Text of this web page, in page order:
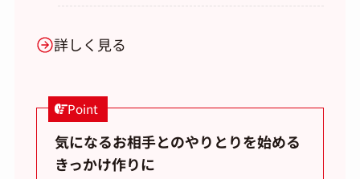
詳しく見る
Point
気になるお相手とのやりとりを始める
きっかけ作りに